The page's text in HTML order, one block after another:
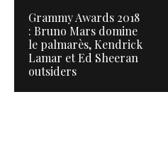
Grammy Awards 2018
: Bruno Mars domine
le palmarès, Kendrick
Lamar et Ed Sheeran
outsiders